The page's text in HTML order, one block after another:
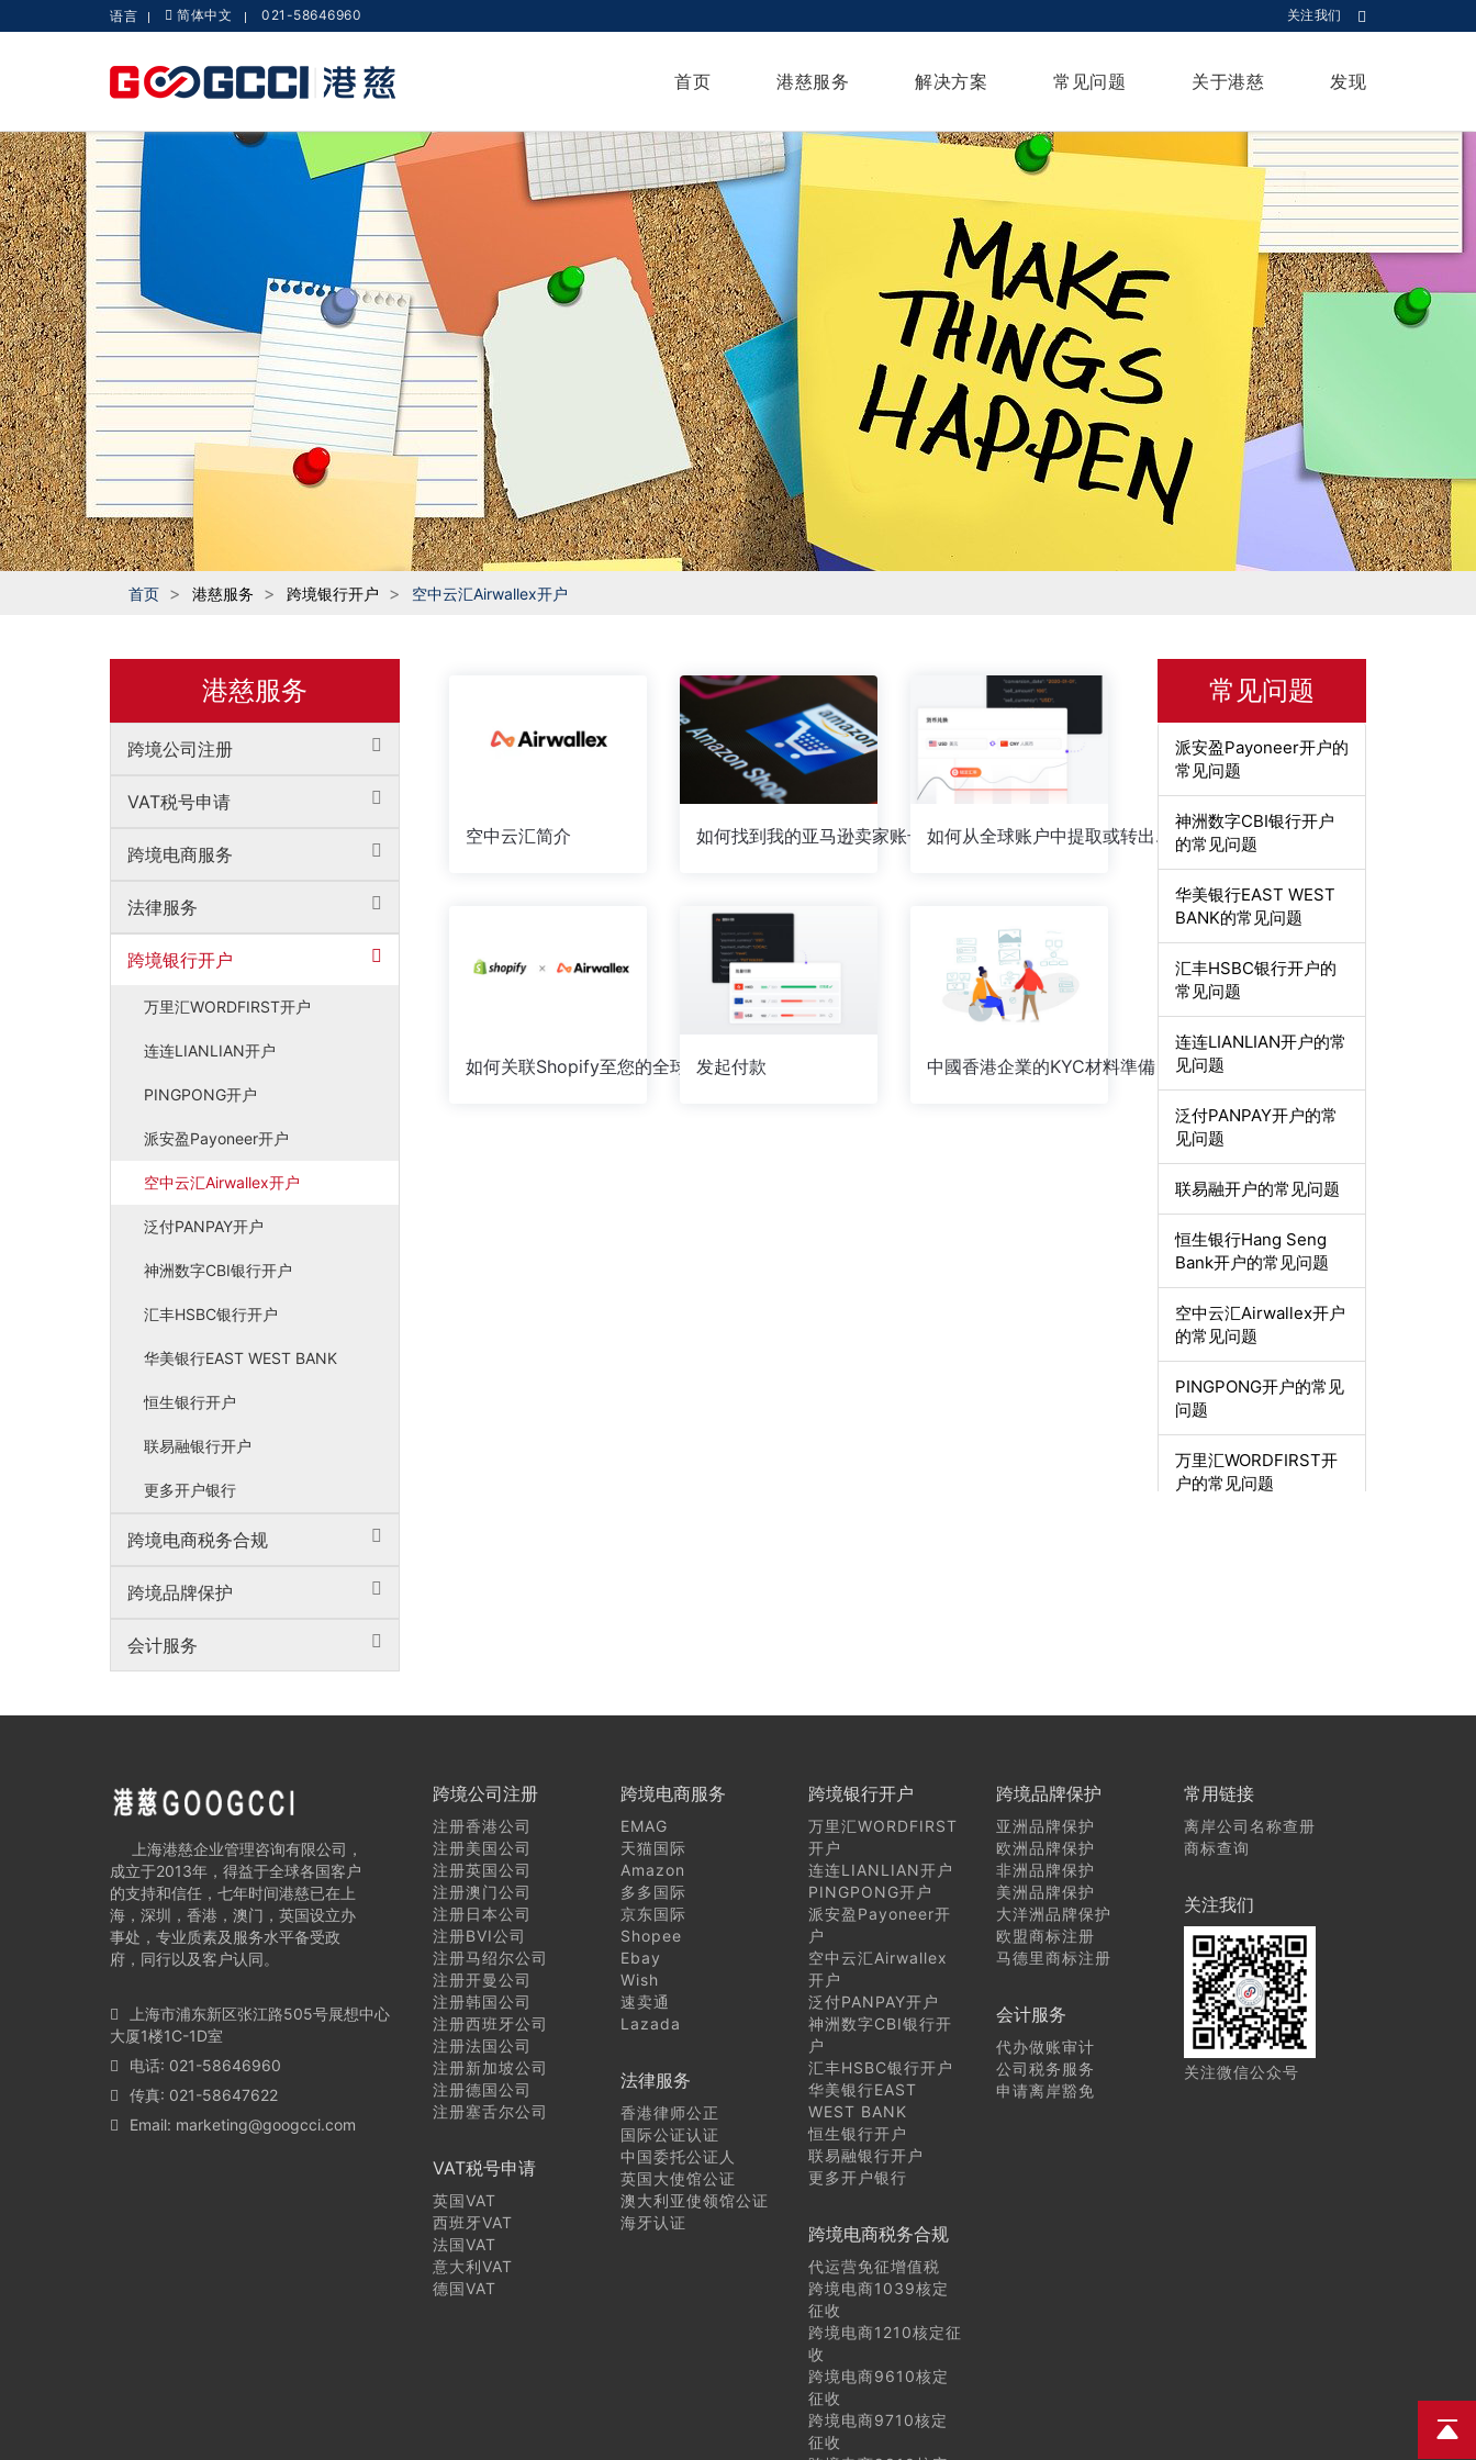
语言 简体中文 021-58646960 关注我们
首页 港慈服务 解决方案 常见问题 关于港慈 发现
首页 港慈服务 跨境银行开户 空中云汇Airwallex开户
空中云汇简介 如何找到我的亚马逊卖家账号（Seller ID）和MWS信息？ 如何从全球账户中提取或转出资金至中国境内人民币个人银行账户？
如何关联Shopify至您的全球收款账户
发起付款 中國香港企業的KYC材料準備
常见问题
派安盈Payoneer开户的
常见问题
神洲数字CBI银行开户
的常见问题
华美银行EAST WEST
BANK的常见问题
汇丰HSBC银行开户的
常见问题
连连LIANLIAN开户的常
见问题
泛付PANPAY开户的常
见问题
联易融开户的常见问题
恒生银行Hang Seng
Bank开户的常见问题
空中云汇Airwallex开户
的常见问题
PINGPONG开户的常见
问题
万里汇WORDFIRST开
户的常见问题
港慈服务
跨境公司注册
VAT税号申请
跨境电商服务
法律服务
跨境银行开户
万里汇WORDFIRST开户
连连LIANLIAN开户
PINGPONG开户
派安盈Payoneer开户
空中云汇Airwallex开户
泛付PANPAY开户
神洲数字CBI银行开户
汇丰HSBC银行开户
华美银行EAST WEST BANK
恒生银行开户
联易融银行开户
更多开户银行
跨境电商税务合规
跨境品牌保护
会计服务
上海港慈企业管理咨询有限公司，
成立于2013年，得益于全球各国客户
的支持和信任，七年时间港慈已在上
海，深圳，香港，澳门，英国设立办
事处，专业质素及服务水平备受政
府，同行以及客户认同。
上海市浦东新区张江路505号展想中心
大厦1楼1C-1D室
电话: 021-58646960
传真: 021-58647622
Email: marketing@googcci.com
跨境公司注册
注册香港公司
注册美国公司
注册英国公司
注册澳门公司
注册日本公司
注册BVI公司
注册马绍尔公司
注册开曼公司
注册韩国公司
注册西班牙公司
注册法国公司
注册新加坡公司
注册德国公司
注册塞舌尔公司
VAT税号申请
英国VAT
西班牙VAT
法国VAT
意大利VAT
德国VAT
跨境电商服务
EMAG
天猫国际
Amazon
多多国际
京东国际
Shopee
Ebay
Wish
速卖通
Lazada
法律服务
香港律师公正
国际公证认证
中国委托公证人
英国大使馆公证
澳大利亚使领馆公证
海牙认证
跨境银行开户
万里汇WORDFIRST
开户
连连LIANLIAN开户
PINGPONG开户
派安盈Payoneer开
户
空中云汇Airwallex
开户
泛付PANPAY开户
神洲数字CBI银行开
户
汇丰HSBC银行开户
华美银行EAST
WEST BANK
恒生银行开户
联易融银行开户
更多开户银行
跨境电商税务合规
代运营免征增值税
跨境电商1039核定
征收
跨境电商1210核定征
收
跨境电商9610核定
征收
跨境电商9710核定
征收
跨境品牌保护
亚洲品牌保护
欧洲品牌保护
非洲品牌保护
美洲品牌保护
大洋洲品牌保护
欧盟商标注册
马德里商标注册
会计服务
代办做账审计
公司税务服务
申请离岸豁免
常用链接
离岸公司名称查册
商标查询
关注我们
关注微信公众号